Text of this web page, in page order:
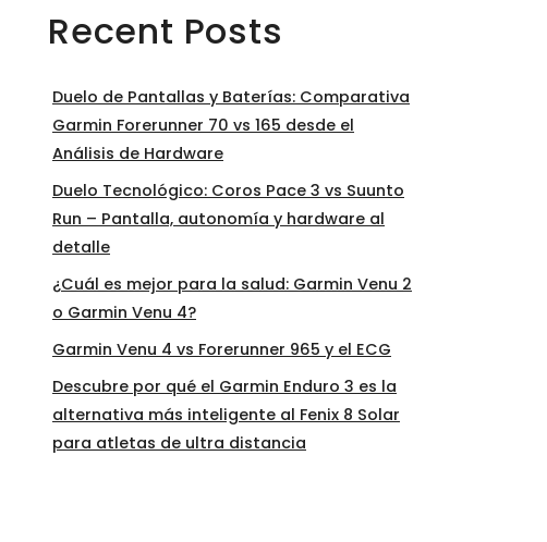
Recent Posts
Duelo de Pantallas y Baterías: Comparativa
Garmin Forerunner 70 vs 165 desde el
Análisis de Hardware
Duelo Tecnológico: Coros Pace 3 vs Suunto
Run – Pantalla, autonomía y hardware al
detalle
¿Cuál es mejor para la salud: Garmin Venu 2
o Garmin Venu 4?
Garmin Venu 4 vs Forerunner 965 y el ECG
Descubre por qué el Garmin Enduro 3 es la
alternativa más inteligente al Fenix 8 Solar
para atletas de ultra distancia